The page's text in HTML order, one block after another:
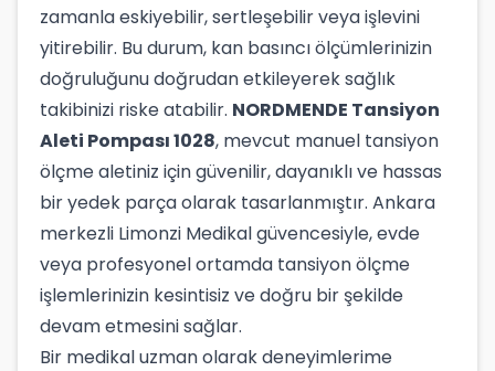
zamanla eskiyebilir, sertleşebilir veya işlevini
yitirebilir. Bu durum, kan basıncı ölçümlerinizin
doğruluğunu doğrudan etkileyerek sağlık
takibinizi riske atabilir. NORDMENDE Tansiyon
Aleti Pompası 1028, mevcut manuel tansiyon
ölçme aletiniz için güvenilir, dayanıklı ve hassas
bir yedek parça olarak tasarlanmıştır. Ankara
merkezli Limonzi Medikal güvencesiyle, evde
veya profesyonel ortamda tansiyon ölçme
işlemlerinizin kesintisiz ve doğru bir şekilde
devam etmesini sağlar.
Bir medikal uzman olarak deneyimlerime